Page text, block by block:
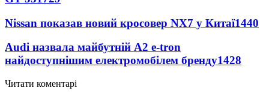
Nissan показав новий кросовер NX7 у Китаї1440
Audi назвала майбутній A2 e-tron
найдоступнішим електромобілем бренду1428
Читати коментарі